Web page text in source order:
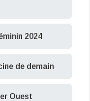
2024
de demain
Ouest